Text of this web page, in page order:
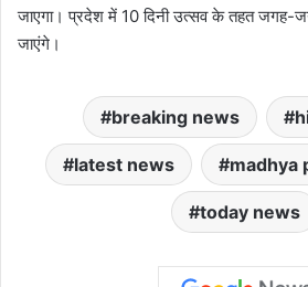
जाएगा। प्रदेश में 10 दिनी उत्सव के तहत जगह-
जाएंगे।
breaking news
latest news madhya
today news